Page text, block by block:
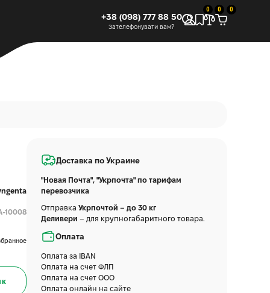
+38 (098) 777 88 50
Зателефонувати вам?
0 0 0
10008
Доставка по Украине
"Новая Почта", "Укрпочта" по тарифам
перевозчика
Отправка Укрпочтой – до 30 кг
Деливери – для крупногабаритного товара.
Оплата
Оплата за IBAN
Оплата на счет ФЛП
Оплата на счет ООО
Оплата онлайн на сайте